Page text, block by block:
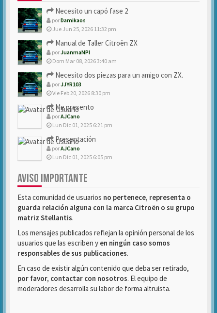
Necesito un capó fase 2
porDamikaos
Jue Jun 25, 2026 11:32 pm
Manual de Taller Citroën ZX
porJuanmaNPI
Dom Mar 08, 2026 3:40 am
Necesito dos piezas para un amigo con ZX.
porJJYR103
Vie Feb 20, 2026 8:30 pm
Me presento
porAJCano
Lun Dic 01, 2025 6:21 pm
Presentación
porAJCano
Lun Dic 01, 2025 6:05 pm
AVISO IMPORTANTE
Esta comunidad de usuarios no pertenece, representa o
guarda relación alguna con la marca Citroën o su grupo
matriz Stellantis.
Los mensajes publicados reflejan la opinión personal de los
usuarios que las escriben y en ningún caso somos
responsables de sus publicaciones.
En caso de existir algún contenido que deba ser retirado,
por favor, contactar con nosotros. El equipo de
moderadores desarrolla su labor de forma altruista.